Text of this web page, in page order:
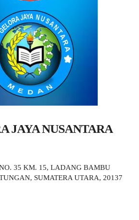
JAYA NUSANTARA
35 KM. 15, LADANG BAMBU
SUMATERA UTARA, 20137